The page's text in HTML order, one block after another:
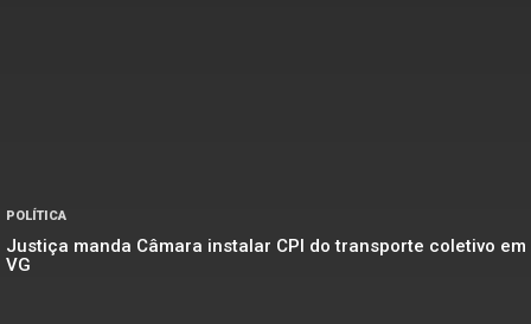
POLÍTICA
Justiça manda Câmara instalar CPI do transporte coletivo em
VG